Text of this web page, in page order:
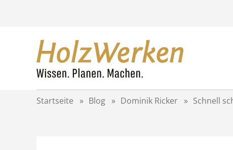
Startseite » Blog » Dominik Ricker » Schnell